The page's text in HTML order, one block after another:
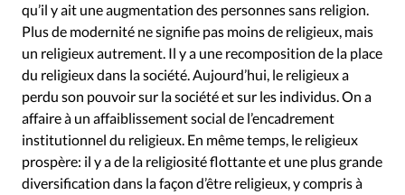
qu’il y ait une augmentation des personnes sans religion.
Plus de modernité ne signifie pas moins de religieux, mais
un religieux autrement. Il y a une recomposition de la place
du religieux dans la société. Aujourd’hui, le religieux a
perdu son pouvoir sur la société et sur les individus. On a
affaire à un affaiblissement social de l’encadrement
institutionnel du religieux. En même temps, le religieux
prospère: il y a de la religiosité flottante et une plus grande
diversification dans la façon d’être religieux, y compris à